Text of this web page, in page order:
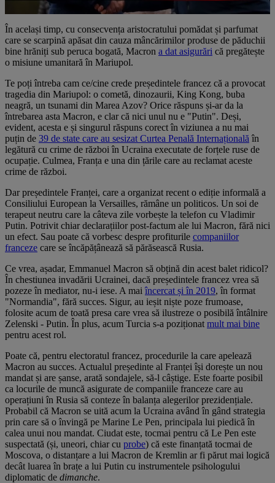
În același timp, cu consecvența aristocratului pomădat și parfumat
care se scarpină apăsat din cauza mâncărimilor produse de păduchii
bine hrăniți sub peruca bogată, Macron a dat asigurări că pregătește
o misiune umanitară în Mariupol.
Te poți întreba cam ce/cine crede președintele francez că a provocat
tragedia din Mariupol: o cometă, dinozaurii, King Kong, buba
neagră, un tsunami din Marea Azov? Orice răspuns și-ar da la
întrebarea asta Macron, e clar că nici unul nu e "Putin". Deși,
evident, acesta e și singurul răspuns corect în viziunea a nu mai
puțin de 39 de state care au sesizat Curtea Penală Internațională în
legătură cu crime de război în Ucraina executate de forțele ruse de
ocupație. Culmea, Franța e una din țările care au reclamat aceste
crime de război.
Dar președintele Franței, care a organizat recent o ediție informală a
Consiliului European la Versailles, rămâne un politicos. Un soi de
terapeut neutru care la câteva zile vorbește la telefon cu Vladimir
Putin. Potrivit chiar declarațiilor post-factum ale lui Macron, fără nici
un efect. Sau poate că vorbesc despre profiturile companiilor
franceze care se încăpățânează să părăsească Rusia.
Ce vrea, așadar, Emmanuel Macron să obțină din acest balet ridicol?
În chestiunea invadării Ucrainei, dacă președintele francez vrea să
pozeze în mediator, nu-i iese. A mai încercat și în 2019, în format
"Normandia", fără succes. Sigur, au ieșit niște poze frumoase,
folosite acum de toată presa care vrea să ilustreze o posibilă întâlnire
Zelenski - Putin. În plus, acum Turcia s-a poziționat mult mai bine
pentru acest rol.
Poate că, pentru electoratul francez, procedurile la care apelează
Macron au succes. Actualul președinte al Franței își dorește un nou
mandat și are șanse, arată sondajele, să-l câștige. Este foarte posibil
ca locurile de muncă asigurate de companiile franceze care au
operațiuni în Rusia să conteze în balanța alegerilor prezidențiale.
Probabil că Macron se uită acum la Ucraina având în gând strategia
prin care să o învingă pe Marine Le Pen, principala lui piedică în
calea unui nou mandat. Ciudat este, tocmai pentru că Le Pen este
suspectată (și, uneori, chiar cu probe) că este finanțată tocmai de
Moscova, o distanțare a lui Macron de Kremlin ar fi părut mai logică
decât luarea în brațe a lui Putin cu instrumentele psihologului
diplomatic de dimanche.